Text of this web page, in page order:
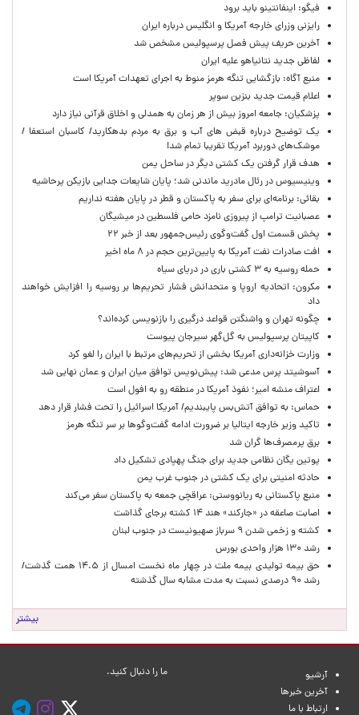
فیگو: اینفانتینو باید برود
رایزنی وزرای خارجه آمریکا و انگلیس درباره ایران
آخرین حریف پیش فصل پرسپولیس مشخص شد
لفاظی جدید نتانیاهو علیه ایران
منبع آگاه: بازگشایی تنگه هرمز منوط به اجرای تعهدات آمریکا است
اعلام قیمت جدید بنزین سوپر
پزشکیان: جامعه امروز بیش از هر زمان به همدلی و اخلاق قرآنی نیاز دارد
یک توضیح درباره قبض های آب و برق به مردم بدهکارید/ کاسبان استعفا /
موشک‌های دوربرد آمریکا تقریبا تمام شد!
هدف قرار گرفتن یک کشتی دیگر در ساحل یمن
وینیسیوس در رئال مادرید ماندنی شد؛ پایان شایعات جدایی بازیکن پرحاشیه
بقائی: برنامه‌ای برای سفر به پاکستان و قطر در پایان هفته نداریم
عصبانیت ترامپ از پیروزی نامزد حامی فلسطین در میشیگان
پخش قسمت اول گفت‌وگوی رئیس‌جمهور بعد از خبر ۲۲
افت صادرات نفت آمریکا به پایین‌ترین حجم در ۸ ماه اخیر
حمله روسیه به ۳ کشتی باری در دریای سیاه
مکرون: اتحادیه اروپا و متحدانش فشار تحریم‌ها بر روسیه را افزایش خواهند
داد
چگونه تهران و واشنگتن قواعد درگیری را بازنویسی کرده‌اند؟
کاپیتان پرسپولیس به گل‌گهر سیرجان پیوست
وزارت خزانه‌داری آمریکا بخشی از تحریم‌های مرتبط با ایران را لغو کرد
آسوشیتد پرس مدعی شد: پیش‌نویس توافق میان ایران و عمان نهایی شد
اعتراف منشه امیر؛ نفوذ آمریکا در منطقه رو به افول است
حماس: به توافق آتش‌بس پایبندیم/ آمریکا اسرائیل را تحت فشار قرار دهد
تاکید وزیر خارجه ایتالیا بر ضرورت ادامه گفت‌وگوها بر سر تنگه هرمز
برق پرمصرف‌ها گران شد
پوتین یگان نظامی جدید برای جنگ پهپادی تشکیل داد
حادثه امنیتی برای یک کشتی در جنوب غرب یمن
منبع پاکستانی به ریانووستی: عراقچی جمعه به پاکستان سفر می‌کند
اصابت صاعقه در «جارکند» هند ۱۴ کشته برجای گذاشت
کشته و زخمی شدن ۹ سرباز صهیونیست در جنوب لبنان
رشد ۱۳۰ هزار واحدی بورس
حق بیمه تولیدی بیمه ملت در چهار ماه نخست امسال از ۱۴.۵ همت گذشت/
رشد ۹۰ درصدی نسبت به مدت مشابه سال گذشته
بیشتر
آرشیو
آخرین خبرها
ارتباط با ما
ما را دنبال کنید.